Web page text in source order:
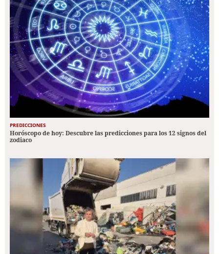
PREDICCIONES
Horóscopo de hoy: Descubre las predicciones para los 12 signos del
zodiaco